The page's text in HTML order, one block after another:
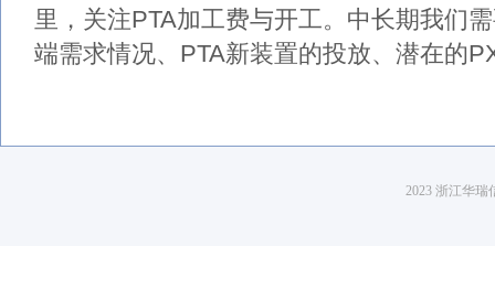
里，关注PTA加工费与开工。中长期我们
端需求情况、PTA新装置的投放、潜在的
2023 浙江华瑞